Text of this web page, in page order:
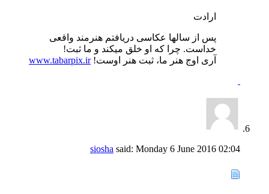
ارادت
پس از سالها عکاسی دریافتم هنرمند واقعی
خداست. چرا که او خلق میکند و ما ثبت!
آری اوج هنر ما، ثبت هنر اوست!www.tabarpix.ir
siosha said: Monday 6 June 2016 02:04